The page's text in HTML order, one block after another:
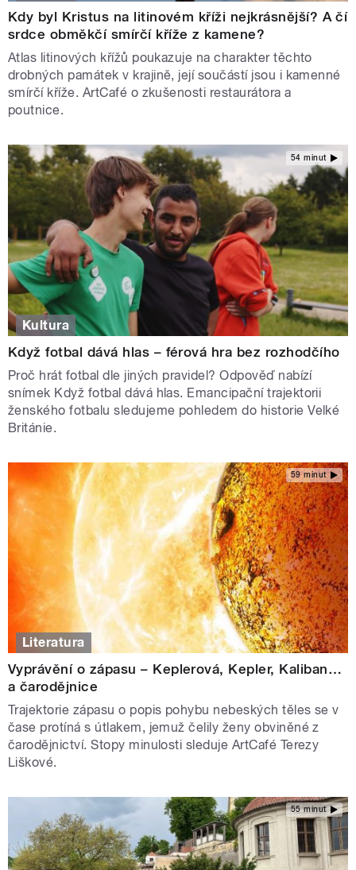
Kdy byl Kristus na litinovém kříži nejkrásnější? A čí
srdce obměkčí smírčí kříže z kamene?
Atlas litinových křížů poukazuje na charakter těchto
drobných památek v krajině, její součástí jsou i kamenné
smírčí kříže. ArtCafé o zkušenosti restaurátora a
poutnice.
54 minut
Kultura
Když fotbal dává hlas – férová hra bez rozhodčího
Proč hrát fotbal dle jiných pravidel? Odpověď nabízí
snímek Když fotbal dává hlas. Emancipační trajektorii
ženského fotbalu sledujeme pohledem do historie Velké
Británie.
59 minut
Literatura
Vyprávění o zápasu – Keplerová, Kepler, Kaliban…
a čarodějnice
Trajektorie zápasu o popis pohybu nebeských těles se v
čase protíná s útlakem, jemuž čelily ženy obviněné z
čarodějnictví. Stopy minulosti sleduje ArtCafé Terezy
Liškové.
55 minut